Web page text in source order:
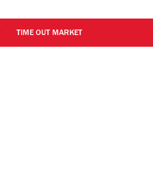
TIME OUT MARKET